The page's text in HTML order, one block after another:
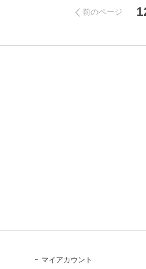
前のページ
マイアカウント